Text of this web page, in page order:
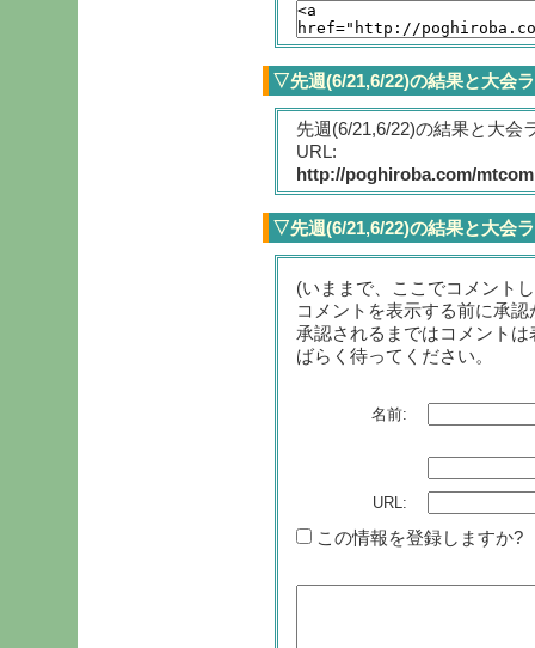
▽先週(6/21,6/22)の結果と大会
先週(6/21,6/22)の結果と大会
URL:
http://poghiroba.com/
▽先週(6/21,6/22)の結果と大会
(いままで、ここでコメント
コメントを表示する前に承
承認されるまではコメント
ばらく待ってください。
名前:
URL:
この情報を登録しますか?